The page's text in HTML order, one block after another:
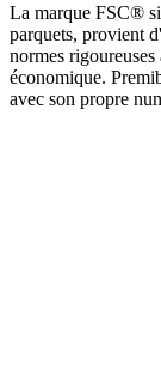
La marque FSC®
parquets, provient
normes
économique.
avec son propre